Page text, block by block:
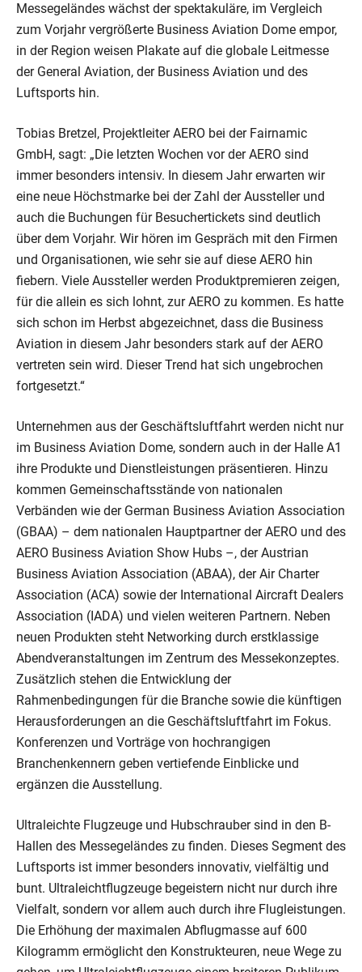
Messegeländes wächst der spektakuläre, im Vergleich
zum Vorjahr vergrößerte Business Aviation Dome empor,
in der Region weisen Plakate auf die globale Leitmesse
der General Aviation, der Business Aviation und des
Luftsports hin.
Tobias Bretzel, Projektleiter AERO bei der Fairnamic
GmbH, sagt: „Die letzten Wochen vor der AERO sind
immer besonders intensiv. In diesem Jahr erwarten wir
eine neue Höchstmarke bei der Zahl der Aussteller und
auch die Buchungen für Besuchertickets sind deutlich
über dem Vorjahr. Wir hören im Gespräch mit den Firmen
und Organisationen, wie sehr sie auf diese AERO hin
fiebern. Viele Aussteller werden Produktpremieren zeigen,
für die allein es sich lohnt, zur AERO zu kommen. Es hatte
sich schon im Herbst abgezeichnet, dass die Business
Aviation in diesem Jahr besonders stark auf der AERO
vertreten sein wird. Dieser Trend hat sich ungebrochen
fortgesetzt.“
Unternehmen aus der Geschäftsluftfahrt werden nicht nur
im Business Aviation Dome, sondern auch in der Halle A1
ihre Produkte und Dienstleistungen präsentieren. Hinzu
kommen Gemeinschaftsstände von nationalen
Verbänden wie der German Business Aviation Association
(GBAA) – dem nationalen Hauptpartner der AERO und des
AERO Business Aviation Show Hubs –, der Austrian
Business Aviation Association (ABAA), der Air Charter
Association (ACA) sowie der International Aircraft Dealers
Association (IADA) und vielen weiteren Partnern. Neben
neuen Produkten steht Networking durch erstklassige
Abendveranstaltungen im Zentrum des Messekonzeptes.
Zusätzlich stehen die Entwicklung der
Rahmenbedingungen für die Branche sowie die künftigen
Herausforderungen an die Geschäftsluftfahrt im Fokus.
Konferenzen und Vorträge von hochrangigen
Branchenkennern geben vertiefende Einblicke und
ergänzen die Ausstellung.
Ultraleichte Flugzeuge und Hubschrauber sind in den B-
Hallen des Messegeländes zu finden. Dieses Segment des
Luftsports ist immer besonders innovativ, vielfältig und
bunt. Ultraleichtflugzeuge begeistern nicht nur durch ihre
Vielfalt, sondern vor allem auch durch ihre Flugleistungen.
Die Erhöhung der maximalen Abflugmasse auf 600
Kilogramm ermöglicht den Konstrukteuren, neue Wege zu